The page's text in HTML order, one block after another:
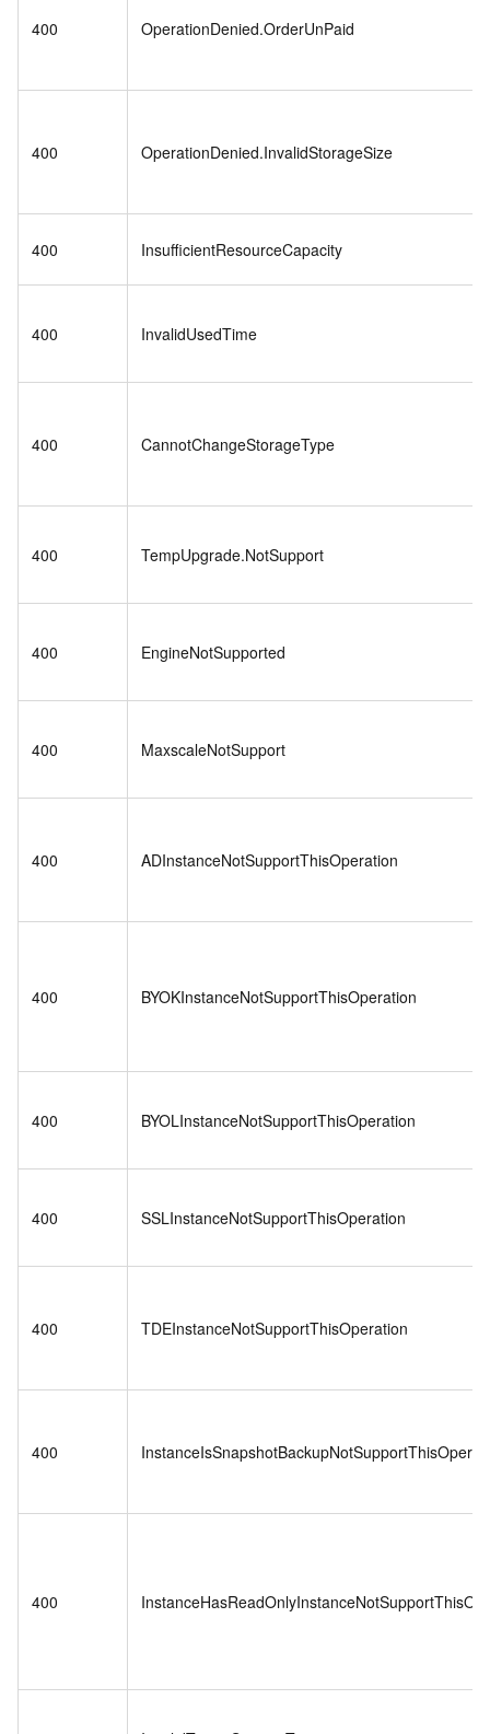
400 OperationDenied.OrderUnPaid
400 OperationDenied.InvalidStorageSize
400 InsufficientResourceCapacity
400 InvalidUsedTime
400 CannotChangeStorageType
400 TempUpgrade.NotSupport
400 EngineNotSupported
400 MaxscaleNotSupport
400 ADInstanceNotSupportThisOperation
400 BYOKInstanceNotSupportThisOperation
400 BYOLInstanceNotSupportThisOperation
400 SSLInstanceNotSupportThisOperation
400 TDEInstanceNotSupportThisOperation
400
400